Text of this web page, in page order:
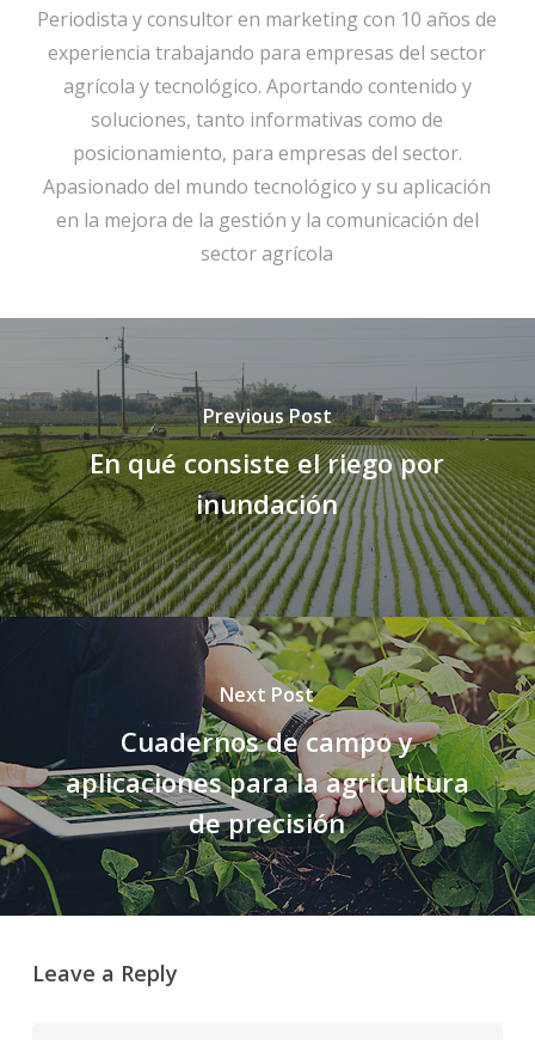
Periodista y consultor en marketing con 10 años de
experiencia trabajando para empresas del sector
agrícola y tecnológico. Aportando contenido y
soluciones, tanto informativas como de
posicionamiento, para empresas del sector.
Apasionado del mundo tecnológico y su aplicación
en la mejora de la gestión y la comunicación del
sector agrícola
Previous Post
En qué consiste el riego por
inundación
Next Post
Cuadernos de campo y
aplicaciones para la agricultura
de precisión
Leave a Reply